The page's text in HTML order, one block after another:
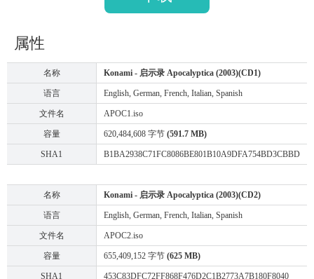
属性
名称 Konami - 启示录 Apocalyptica (2003)(CD1)
语言 English, German, French, Italian, Spanish
文件名 APOC1.iso
容量 620,484,608 字节 (591.7 MB)
SHA1 B1BA2938C71FC8086BE801B10A9DFA754BD3CBBD
名称 Konami - 启示录 Apocalyptica (2003)(CD2)
语言 English, German, French, Italian, Spanish
文件名 APOC2.iso
容量 655,409,152 字节 (625 MB)
SHA1 453C83DFC72FF868F476D2C1B2773A7B180F8040